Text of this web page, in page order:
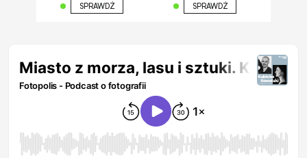
SPRAWDŹ SPRAWDŹ